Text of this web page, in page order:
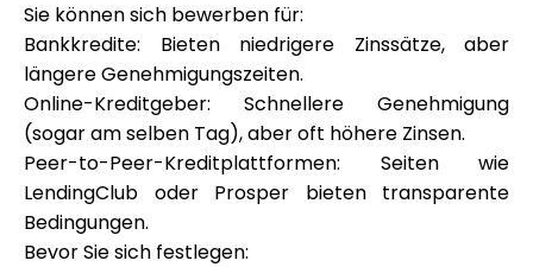
Sie können sich bewerben für:
Bankkredite: Bieten niedrigere Zinssätze, aber
längere Genehmigungszeiten.
Online-Kreditgeber: Schnellere Genehmigung
(sogar am selben Tag), aber oft höhere Zinsen.
Peer-to-Peer-Kreditplattformen: Seiten wie
LendingClub oder Prosper bieten transparente
Bedingungen.
Bevor Sie sich festlegen: